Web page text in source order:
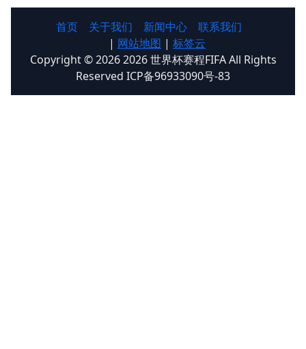
首页 关于我们 新闻中心
联系我们
| 网站地图 | 标签云
Copyright © 2026 2026 世界杯赛程FIFA All Rights
Reserved ICP备96933090号-83